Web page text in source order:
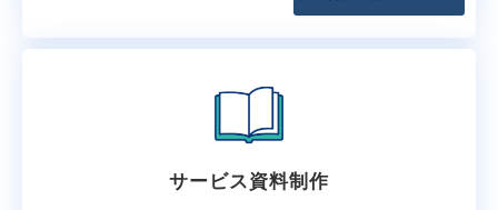
サービス資料制作